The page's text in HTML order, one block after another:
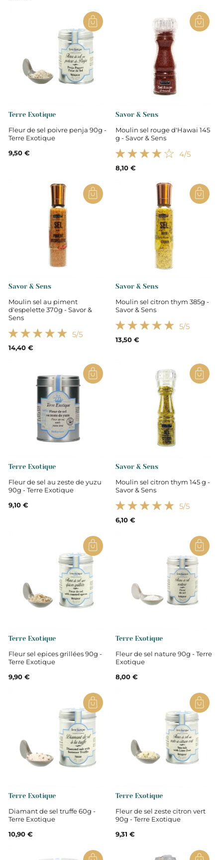
Terre Exotique
Fleur de sel poivre penja 90g -
Terre Exotique
9,50 €
Savor & Sens
Moulin sel rouge d'Hawai 145
g - Savor & Sens
4/5
8,10 €
Savor & Sens
Moulin sel au piment
d'espelette 370g - Savor &
Sens
5/5
14,40 €
Savor & Sens
Moulin sel citron thym 385g -
Savor & Sens
5/5
13,50 €
Terre Exotique
Fleur de sel au zeste de yuzu
90g - Terre Exotique
9,10 €
Savor & Sens
Moulin sel citron thym 145 g -
Savor & Sens
5/5
6,10 €
Terre Exotique
Fleur sel epices grillées 90g -
Terre Exotique
9,90 €
Terre Exotique
Fleur de sel nature 90g - Terre
Exotique
8,00 €
Terre Exotique
Diamant de sel truffe 60g -
Terre Exotique
10,90 €
Terre Exotique
Fleur de sel zeste citron vert
90g - Terre Exotique
9,31 €